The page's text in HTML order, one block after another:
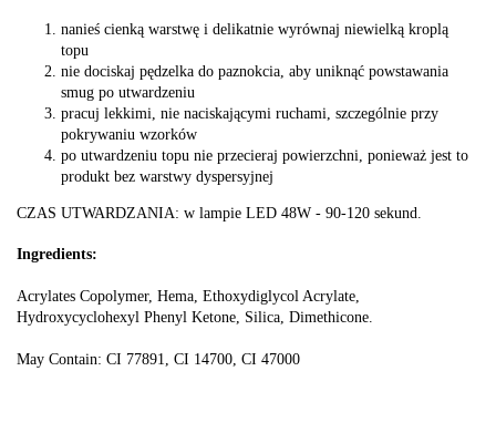
nanieś cienką warstwę i delikatnie wyrównaj niewielką kroplą
topu
nie dociskaj pędzelka do paznokcia, aby uniknąć powstawania
smug po utwardzeniu
pracuj lekkimi, nie naciskającymi ruchami, szczególnie przy
pokrywaniu wzorków
po utwardzeniu topu nie przecieraj powierzchni, ponieważ jest to
produkt bez warstwy dyspersyjnej
CZAS UTWARDZANIA: w lampie LED 48W - 90-120 sekund.
Ingredients:
Acrylates Copolymer, Hema, Ethoxydiglycol Acrylate,
Hydroxycyclohexyl Phenyl Ketone, Silica, Dimethicone.
May Contain: CI 77891, CI 14700, CI 47000